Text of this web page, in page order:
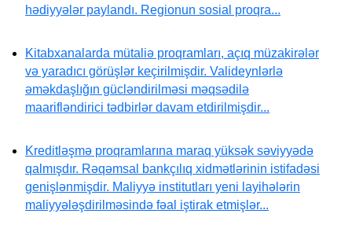
hədiyyələr paylandı. Regionun sosial proqra...
Kitabxanalarda mütaliə proqramları, açıq müzakirələr
və yaradıcı görüşlər keçirilmişdir. Valideynlərlə
əməkdaşlığın gücləndirilməsi məqsədilə
maarifləndirici tədbirlər davam etdirilmişdir...
Kreditləşmə proqramlarına maraq yüksək səviyyədə
qalmışdır. Rəqəmsal bankçılıq xidmətlərinin istifadəsi
genişlənmişdir. Maliyyə institutları yeni layihələrin
maliyyələşdirilməsində fəal iştirak etmişlər...